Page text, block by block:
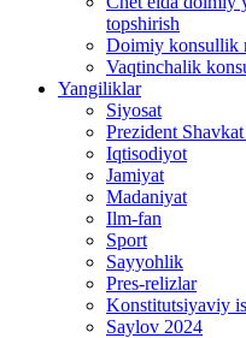
topshirish
Doimiy konsullik
Vaqtinchalik
Yangiliklar
Siyosat
Prezident
Iqtisodiyot
Jamiyat
Madaniyat
Ilm-fan
Sport
Sayyohlik
Pres-relizlar
Konstitutsiyaviy
Saylov 2024